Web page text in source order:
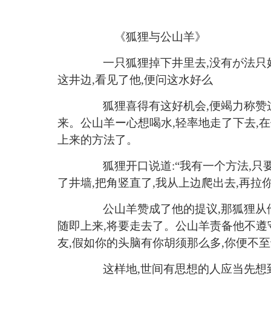
《狐狸与公山羊》
一只狐狸掉下井里去,没有が法只
这井边,看见了他,便问这水好么
狐狸喜得有这好机会,便竭力称赞
来。公山羊ー心想喝水,轻率地走了下去,
上来的方法了。
狐狸开口说道:“我有一个方法,只
了井墙,把角竖直了,我从上边爬出去,再拉
公山羊赞成了他的提议,那狐狸从
随即上来,将要走去了。公山羊责备他不
友,假如你的头脑有你胡须那么多,你便不
这样地,世间有思想的人应当先